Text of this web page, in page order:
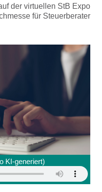
der virtuellen StB Expo
für Steuerberater
KI-generiert)